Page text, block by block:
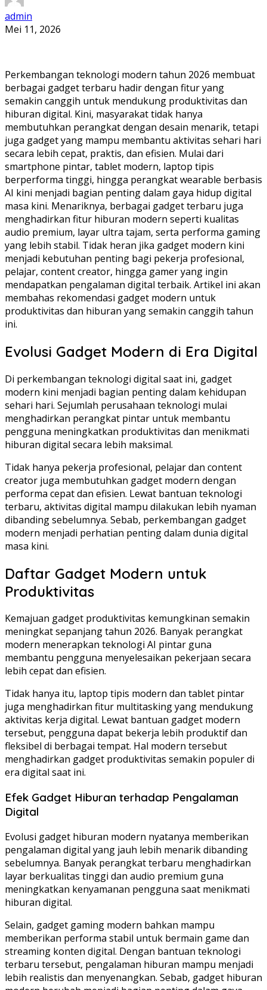
admin
Mei 11, 2026
Perkembangan teknologi modern tahun 2026 membuat
berbagai gadget terbaru hadir dengan fitur yang
semakin canggih untuk mendukung produktivitas dan
hiburan digital. Kini, masyarakat tidak hanya
membutuhkan perangkat dengan desain menarik, tetapi
juga gadget yang mampu membantu aktivitas sehari hari
secara lebih cepat, praktis, dan efisien. Mulai dari
smartphone pintar, tablet modern, laptop tipis
berperforma tinggi, hingga perangkat wearable berbasis
AI kini menjadi bagian penting dalam gaya hidup digital
masa kini. Menariknya, berbagai gadget terbaru juga
menghadirkan fitur hiburan modern seperti kualitas
audio premium, layar ultra tajam, serta performa gaming
yang lebih stabil. Tidak heran jika gadget modern kini
menjadi kebutuhan penting bagi pekerja profesional,
pelajar, content creator, hingga gamer yang ingin
mendapatkan pengalaman digital terbaik. Artikel ini akan
membahas rekomendasi gadget modern untuk
produktivitas dan hiburan yang semakin canggih tahun
ini.
Evolusi Gadget Modern di Era Digital
Di perkembangan teknologi digital saat ini, gadget
modern kini menjadi bagian penting dalam kehidupan
sehari hari. Sejumlah perusahaan teknologi mulai
menghadirkan perangkat pintar untuk membantu
pengguna meningkatkan produktivitas dan menikmati
hiburan digital secara lebih maksimal.
Tidak hanya pekerja profesional, pelajar dan content
creator juga membutuhkan gadget modern dengan
performa cepat dan efisien. Lewat bantuan teknologi
terbaru, aktivitas digital mampu dilakukan lebih nyaman
dibanding sebelumnya. Sebab, perkembangan gadget
modern menjadi perhatian penting dalam dunia digital
masa kini.
Daftar Gadget Modern untuk
Produktivitas
Kemajuan gadget produktivitas kemungkinan semakin
meningkat sepanjang tahun 2026. Banyak perangkat
modern menerapkan teknologi AI pintar guna
membantu pengguna menyelesaikan pekerjaan secara
lebih cepat dan efisien.
Tidak hanya itu, laptop tipis modern dan tablet pintar
juga menghadirkan fitur multitasking yang mendukung
aktivitas kerja digital. Lewat bantuan gadget modern
tersebut, pengguna dapat bekerja lebih produktif dan
fleksibel di berbagai tempat. Hal modern tersebut
menghadirkan gadget produktivitas semakin populer di
era digital saat ini.
Efek Gadget Hiburan terhadap Pengalaman
Digital
Evolusi gadget hiburan modern nyatanya memberikan
pengalaman digital yang jauh lebih menarik dibanding
sebelumnya. Banyak perangkat terbaru menghadirkan
layar berkualitas tinggi dan audio premium guna
meningkatkan kenyamanan pengguna saat menikmati
hiburan digital.
Selain, gadget gaming modern bahkan mampu
memberikan performa stabil untuk bermain game dan
streaming konten digital. Dengan bantuan teknologi
terbaru tersebut, pengalaman hiburan mampu menjadi
lebih realistis dan menyenangkan. Sebab, gadget hiburan